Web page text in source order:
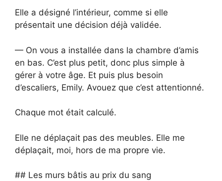
Elle a désigné l’intérieur, comme si elle
présentait une décision déjà validée.
— On vous a installée dans la chambre d’amis
en bas. C’est plus petit, donc plus simple à
gérer à votre âge. Et puis plus besoin
d’escaliers, Emily. Avouez que c’est attentionné.
Chaque mot était calculé.
Elle ne déplaçait pas des meubles. Elle me
déplaçait, moi, hors de ma propre vie.
## Les murs bâtis au prix du sang